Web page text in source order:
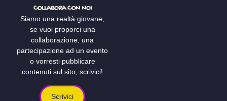
COLLABORA CON NOI
Siamo una realtà giovane,
se vuoi proporci una
collaborazione, una
partecipazione ad un evento
o vorresti pubblicare
contenuti sul sito, scrivici!
Scrivici